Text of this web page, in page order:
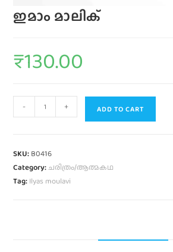
ഇമാം മാലിക്‌
₹130.00
- + ADD TO CART
SKU: B0416
Category:ചരിത്രം/ആത്മകഥ
Tag: Ilyas moulavi